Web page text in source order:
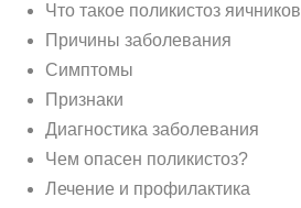
Что такое поликистоз яичников
Причины заболевания
Симптомы
Признаки
Диагностика заболевания
Чем опасен поликистоз?
Лечение и профилактика